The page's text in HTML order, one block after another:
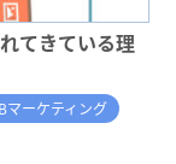
てきている理
マーケティング